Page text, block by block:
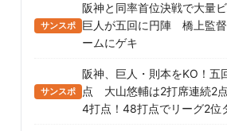
サンスポ
阪神と同率首位決戦で大量
巨人が五回に円陣 橋上監
ームにゲキ
サンスポ
阪神、巨人・則本をKO！五
点 大山悠輔は2打席連続2
4打点！48打点でリーグ2位